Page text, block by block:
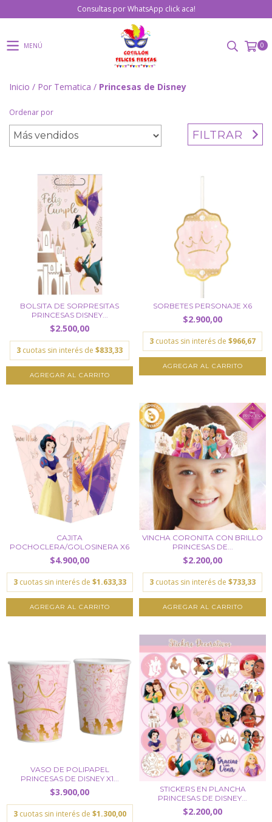
Consultas por WhatsApp click aca!
MENÚ 0
Inicio / Por Tematica / Princesas de Disney
Ordenar por
FILTRAR
BOLSITA DE SORPRESITAS
PRINCESAS DISNEY...
$2.500,00
3 cuotas sin interés de $833,33
SORBETES PERSONAJE X6
$2.900,00
3 cuotas sin interés de $966,67
CAJITA
POCHOCLERA/GOLOSINERA X6
$4.900,00
3 cuotas sin interés de $1.633,33
VINCHA CORONITA CON BRILLO
PRINCESAS DE...
$2.200,00
3 cuotas sin interés de $733,33
VASO DE POLIPAPEL
PRINCESAS DE DISNEY X1...
$3.900,00
3 cuotas sin interés de $1.300,00
STICKERS EN PLANCHA
PRINCESAS DE DISNEY...
$2.200,00